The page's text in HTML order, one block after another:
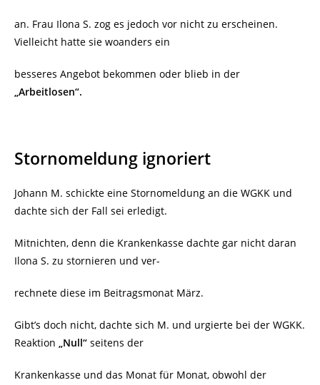
an. Frau Ilona S. zog es jedoch vor nicht zu erscheinen.
Vielleicht hatte sie woanders ein
besseres Angebot bekommen oder blieb in der
„Arbeitlosen“.
Stornomeldung ignoriert
Johann M. schickte eine Stornomeldung an die WGKK und
dachte sich der Fall sei erledigt.
Mitnichten, denn die Krankenkasse dachte gar nicht daran
Ilona S. zu stornieren und ver-
rechnete diese im Beitragsmonat März.
Gibt’s doch nicht, dachte sich M. und urgierte bei der WGKK.
Reaktion „Null“ seitens der
Krankenkasse und das Monat für Monat, obwohl der